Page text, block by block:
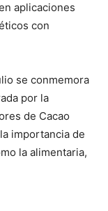
aplicaciones
con
se conmemora
por la
de Cacao
importancia de
la alimentaria,